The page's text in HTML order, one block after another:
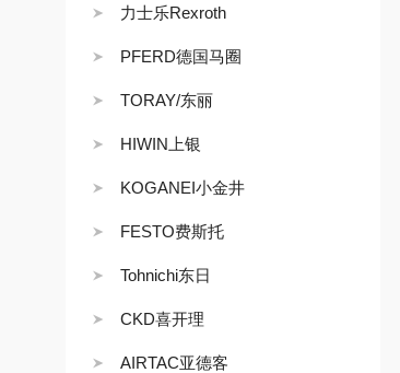
力士乐Rexroth
PFERD德国马圈
TORAY/东丽
HIWIN上银
KOGANEI小金井
FESTO费斯托
Tohnichi东日
CKD喜开理
AIRTAC亚德客